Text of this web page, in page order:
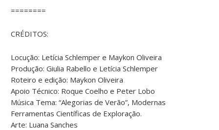
========
CRÉDITOS:
Locução: Letícia Schlemper e Maykon Oliveira
Produção: Giulia Rabello e Letícia Schlemper
Roteiro e edição: Maykon Oliveira
Apoio Técnico: Roque Coelho e Peter Lobo
Música Tema: “Alegorias de Verão”, Modernas
Ferramentas Científicas de Exploração.
Arte: Luana Sanches